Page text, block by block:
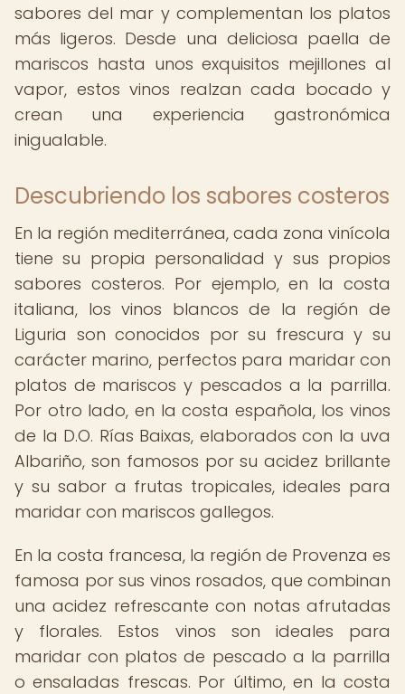
sabores del mar y complementan los platos
más ligeros. Desde una deliciosa paella de
mariscos hasta unos exquisitos mejillones al
vapor, estos vinos realzan cada bocado y
crean una experiencia gastronómica
inigualable.
Descubriendo los sabores costeros
En la región mediterránea, cada zona vinícola
tiene su propia personalidad y sus propios
sabores costeros. Por ejemplo, en la costa
italiana, los vinos blancos de la región de
Liguria son conocidos por su frescura y su
carácter marino, perfectos para maridar con
platos de mariscos y pescados a la parrilla.
Por otro lado, en la costa española, los vinos
de la D.O. Rías Baixas, elaborados con la uva
Albariño, son famosos por su acidez brillante
y su sabor a frutas tropicales, ideales para
maridar con mariscos gallegos.
En la costa francesa, la región de Provenza es
famosa por sus vinos rosados, que combinan
una acidez refrescante con notas afrutadas
y florales. Estos vinos son ideales para
maridar con platos de pescado a la parrilla
o ensaladas frescas. Por último, en la costa